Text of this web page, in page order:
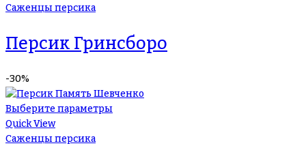
Саженцы персика
Персик Гринсборо
-30%
Выберите параметры
Quick View
Саженцы персика